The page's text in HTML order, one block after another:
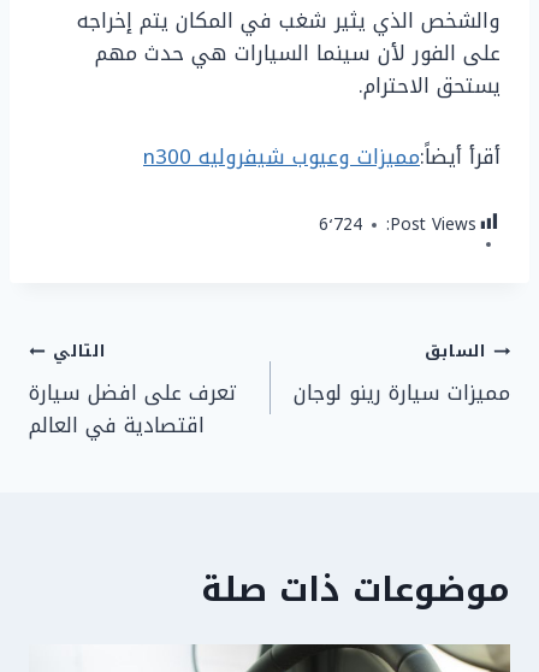
والشخص الذي يثير شغب في المكان يتم إخراجه
على الفور لأن سينما السيارات هي حدث مهم
يستحق الاحترام.
أقرأ أيضاً:مميزات وعيوب شيفروليه n300
Post Views: 6٬724
تصفّح
المقالات
السابق
مميزات سيارة رينو لوجان
التالي
تعرف على افضل سيارة
اقتصادية في العالم
موضوعات ذات صلة